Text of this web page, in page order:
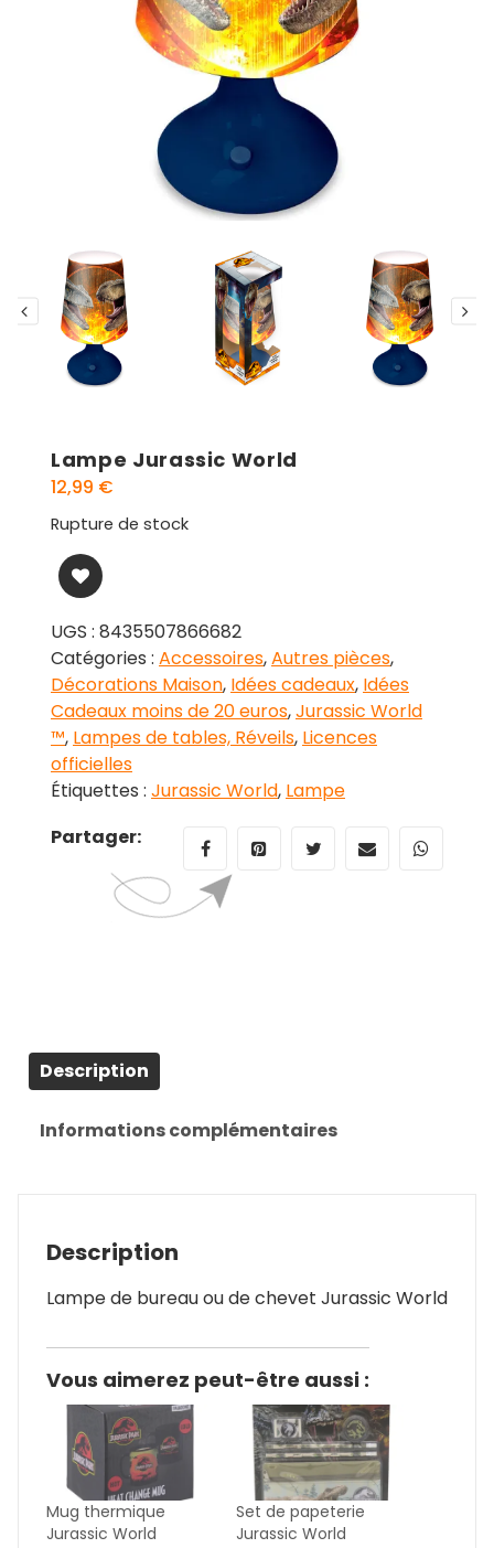
Lampe Jurassic World
12,99 €
Rupture de stock
UGS : 8435507866682
Catégories : Accessoires,Autres pièces,
Décorations Maison, Idées cadeaux, Idées
Cadeaux moins de 20 euros,Jurassic World
™, Lampes de tables, Réveils, Licences
officielles
Étiquettes : Jurassic World, Lampe
Partager:
Description
Informations complémentaires
Description
Lampe de bureau ou de chevet Jurassic World
Vous aimerez peut-être aussi :
Mug thermique
Jurassic World
Set de papeterie
Jurassic World